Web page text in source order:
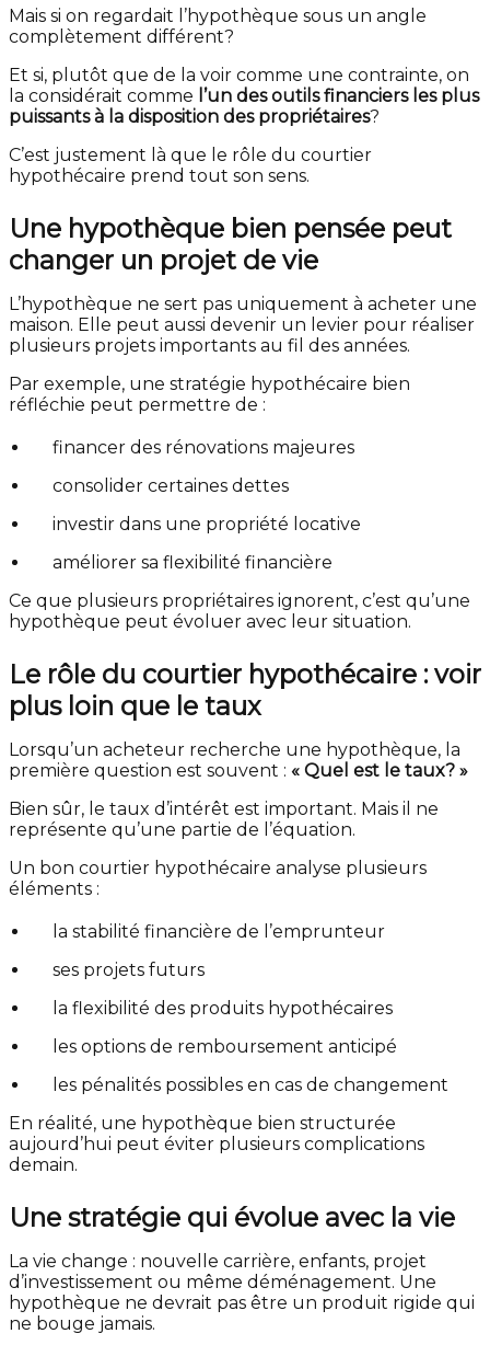
Mais si on regardait l’hypothèque sous un angle
complètement différent?
Et si, plutôt que de la voir comme une contrainte, on
la considérait comme l’un des outils financiers les plus
puissants à la disposition des propriétaires?
C’est justement là que le rôle du courtier
hypothécaire prend tout son sens.
Une hypothèque bien pensée peut
changer un projet de vie
L’hypothèque ne sert pas uniquement à acheter une
maison. Elle peut aussi devenir un levier pour réaliser
plusieurs projets importants au fil des années.
Par exemple, une stratégie hypothécaire bien
réfléchie peut permettre de :
financer des rénovations majeures
consolider certaines dettes
investir dans une propriété locative
améliorer sa flexibilité financière
Ce que plusieurs propriétaires ignorent, c’est qu’une
hypothèque peut évoluer avec leur situation.
Le rôle du courtier hypothécaire : voir
plus loin que le taux
Lorsqu’un acheteur recherche une hypothèque, la
première question est souvent : « Quel est le taux? »
Bien sûr, le taux d’intérêt est important. Mais il ne
représente qu’une partie de l’équation.
Un bon courtier hypothécaire analyse plusieurs
éléments :
la stabilité financière de l’emprunteur
ses projets futurs
la flexibilité des produits hypothécaires
les options de remboursement anticipé
les pénalités possibles en cas de changement
En réalité, une hypothèque bien structurée
aujourd’hui peut éviter plusieurs complications
demain.
Une stratégie qui évolue avec la vie
La vie change : nouvelle carrière, enfants, projet
d’investissement ou même déménagement. Une
hypothèque ne devrait pas être un produit rigide qui
ne bouge jamais.